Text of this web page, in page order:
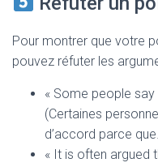
Pour montrer que votre
pouvez réfuter les
« Some people
(Certaines
d’accord parce
« It is often argued